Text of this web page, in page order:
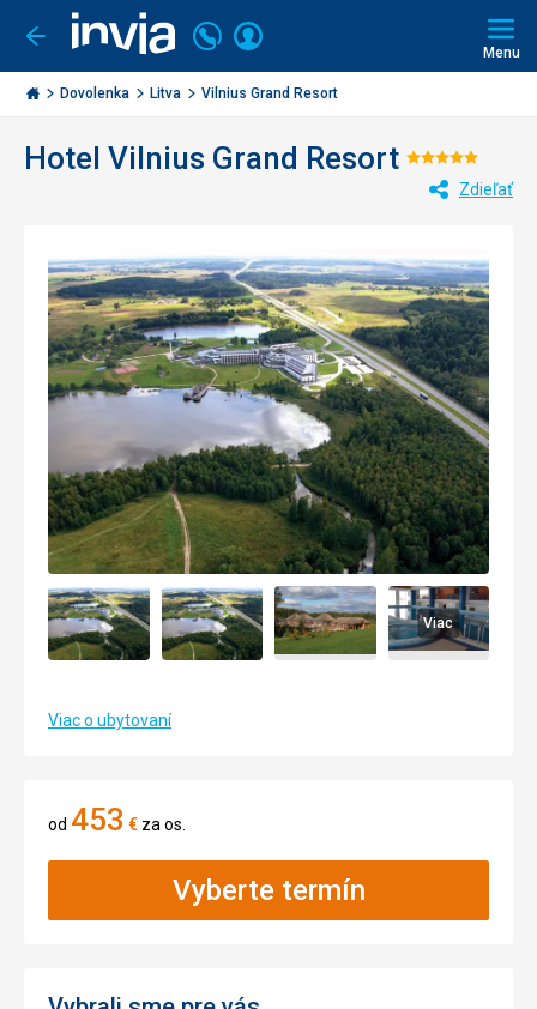
Ísť
späť
Invia.sk
Volajte
+421
2
3221
Prihlásiť
Menu
Dovolenka Litva Vilnius Grand Resort
Hotel Vilnius Grand Resort
5/5
Zdieľať
Viac
Viac o ubytovaní
od 453 € za os.
Vyberte termín